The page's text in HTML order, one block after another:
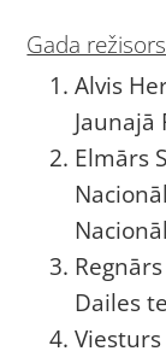
Gada
Alvis
Jaunajā
Elmārs
Dailes